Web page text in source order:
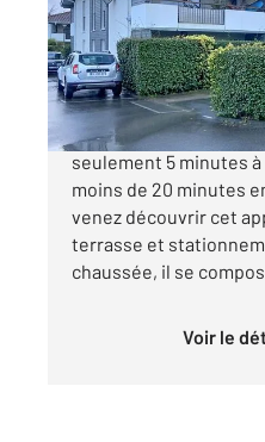
Appartement F3
221
TOSSE, dans un
seulement 5 minutes
moins de 20 minutes
venez découvrir cet
terrasse et
chaussée, il se
Voir le